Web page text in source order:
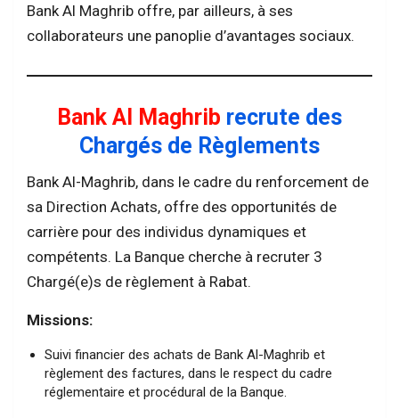
Bank Al Maghrib offre, par ailleurs, à ses
collaborateurs une panoplie d’avantages sociaux.
Bank Al Maghrib recrute des
Chargés de Règlements
Bank Al-Maghrib, dans le cadre du renforcement de
sa Direction Achats, offre des opportunités de
carrière pour des individus dynamiques et
compétents. La Banque cherche à recruter 3
Chargé(e)s de règlement à Rabat.
Missions:
Suivi financier des achats de Bank Al-Maghrib et
règlement des factures, dans le respect du cadre
réglementaire et procédural de la Banque.